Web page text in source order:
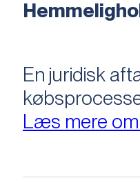
En juridisk
Læs mere